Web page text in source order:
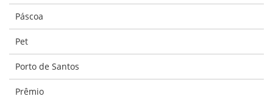
Páscoa
Pet
Porto de Santos
Prêmio